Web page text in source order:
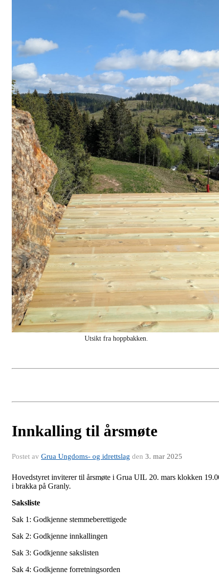
Utsikt fra hoppbakken.
Innkalling til årsmøte
Postet av Grua Ungdoms- og idrettslag den 3. mar 2025
Hovedstyret inviterer til årsmøte i Grua UIL 20. mars klokken
i brakka på Granly.
Saksliste
Sak 1: Godkjenne stemmeberettigede
Sak 2: Godkjenne innkallingen
Sak 3: Godkjenne sakslisten
Sak 4: Godkjenne forretningsorden